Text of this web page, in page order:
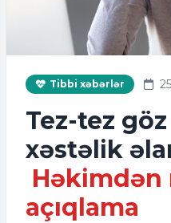
Tibbi xəbərlər
Tez-tez
xəstəlik
açıqlama